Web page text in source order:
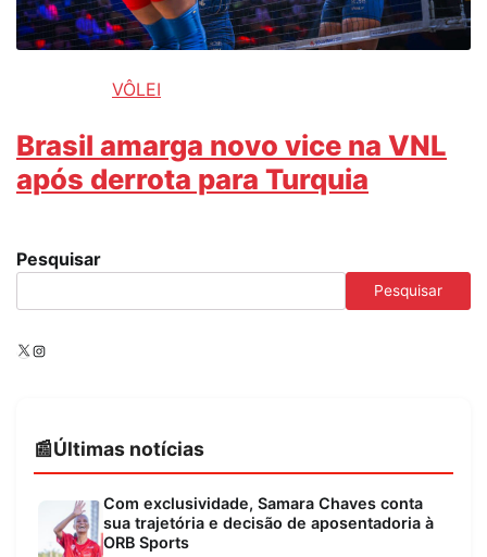
VÔLEI
Brasil amarga novo vice na VNL
após derrota para Turquia
Pesquisar
Pesquisar
X Instagram
Últimas notícias
Com exclusividade, Samara Chaves conta
sua trajetória e decisão de aposentadoria à
ORB Sports